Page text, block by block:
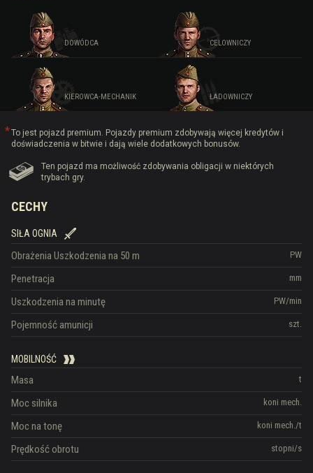
DOWÓDCA CELOWNICZY
KIEROWCA-MECHANIK ŁADOWNICZY
To jest pojazd premium. Pojazdy premium zdobywają więcej kredytów i
doświadczenia w bitwie i dają wiele dodatkowych bonusów.
Ten pojazd ma możliwość zdobywania obligacji w niektórych
trybach gry.
CECHY
SIŁA OGNIA
PW
Obrażenia Uszkodzenia na 50 m
mm
Penetracja
PW/min
Uszkodzenia na minutę
szt.
Pojemność amunicji
MOBILNOŚĆ
t
Masa
koni mech.
Moc silnika
koni mech./t
Moc na tonę
stopni/s
Prędkość obrotu